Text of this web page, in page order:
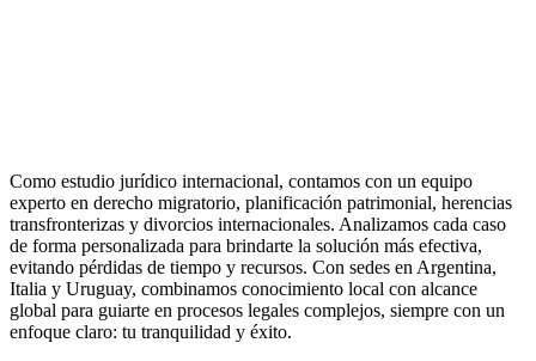
Como estudio jurídico internacional, contamos con un equipo
experto en derecho migratorio, planificación patrimonial, herencias
transfronterizas y divorcios internacionales. Analizamos cada caso
de forma personalizada para brindarte la solución más efectiva,
evitando pérdidas de tiempo y recursos. Con sedes en Argentina,
Italia y Uruguay, combinamos conocimiento local con alcance
global para guiarte en procesos legales complejos, siempre con un
enfoque claro: tu tranquilidad y éxito.